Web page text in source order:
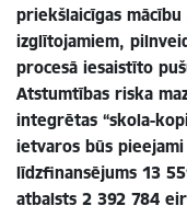
priekšlaicīgas
izglītojamiem,
procesā iesaistīto
Atstumtības riska
integrētas “skola-
ietvaros būs
līdzfinansējums 13
atbalsts 2 392 784